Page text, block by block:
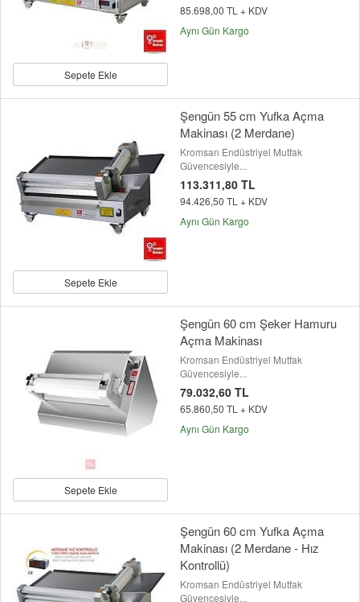
Sepete Ekle
85.698,00 TL + KDV
Aynı Gün Kargo
Sepete Ekle
Şengün 55 cm Yufka Açma
Makinası (2 Merdane)
Kromsan Endüstriyel Mutfak
Güvencesiyle...
113.311,80 TL
94.426,50 TL + KDV
Aynı Gün Kargo
Sepete Ekle
Şengün 60 cm Şeker Hamuru
Açma Makinası
Kromsan Endüstriyel Mutfak
Güvencesiyle...
79.032,60 TL
65.860,50 TL + KDV
Aynı Gün Kargo
Şengün 60 cm Yufka Açma
Makinası (2 Merdane - Hız
Kontrollü)
Kromsan Endüstriyel Mutfak
Güvencesiyle...